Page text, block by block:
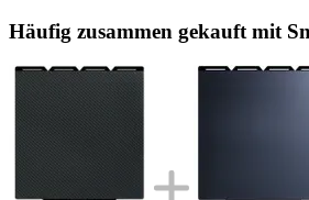
Häufig zusammen gekauft mit